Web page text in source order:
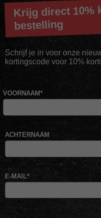
Krijg direct 10%
bestelling
Schrijf je in voor onze
kortingscode voor 10%
VOORNAAM*
ACHTERNAAM
E-MAIL*